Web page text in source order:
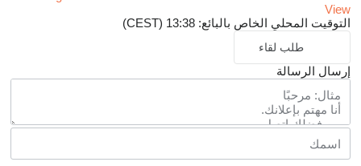
View
التوقيت المحلي الخاص بالبائع: 13:38 (CEST)
طلب لقاء
إرسال الرسالة